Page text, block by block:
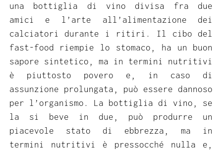
una bottiglia di vino divisa fra due
amici e l’arte all’alimentazione dei
calciatori durante i ritiri. Il cibo del
fast-food riempie lo stomaco, ha un buon
sapore sintetico, ma in termini nutritivi
è piuttosto povero e, in caso di
assunzione prolungata, può essere dannoso
per l’organismo. La bottiglia di vino, se
la si beve in due, può produrre un
piacevole stato di ebbrezza, ma in
termini nutritivi è pressocché nulla e,